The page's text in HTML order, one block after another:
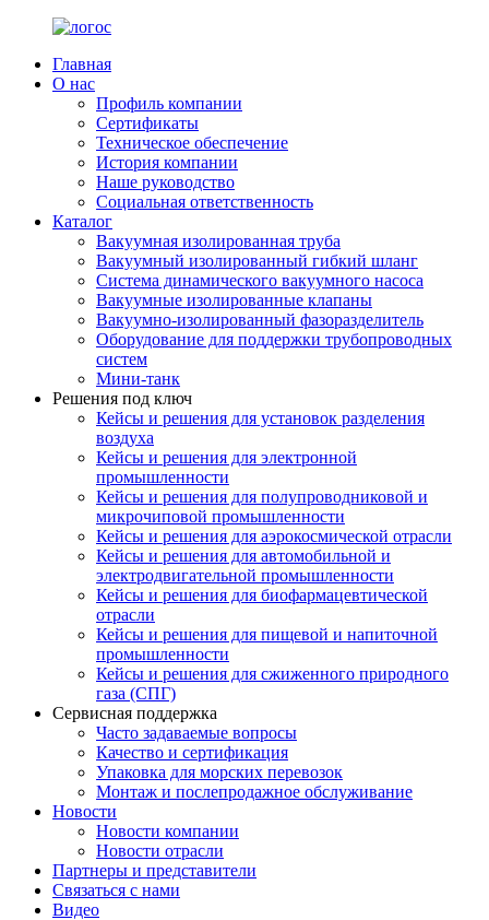
Главная
О нас
Профиль компании
Сертификаты
Техническое обеспечение
История компании
Наше руководство
Социальная ответственность
Каталог
Вакуумная изолированная труба
Вакуумный изолированный гибкий шланг
Система динамического вакуумного насоса
Вакуумные изолированные клапаны
Вакуумно-изолированный фазоразделитель
Оборудование для поддержки трубопроводных
систем
Мини-танк
Решения под ключ
Кейсы и решения для установок разделения
воздуха
Кейсы и решения для электронной
промышленности
Кейсы и решения для полупроводниковой и
микрочиповой промышленности
Кейсы и решения для аэрокосмической отрасли
Кейсы и решения для автомобильной и
электродвигательной промышленности
Кейсы и решения для биофармацевтической
отрасли
Кейсы и решения для пищевой и напиточной
промышленности
Кейсы и решения для сжиженного природного
газа (СПГ)
Сервисная поддержка
Часто задаваемые вопросы
Качество и сертификация
Упаковка для морских перевозок
Монтаж и послепродажное обслуживание
Новости
Новости компании
Новости отрасли
Партнеры и представители
Связаться с нами
Видео